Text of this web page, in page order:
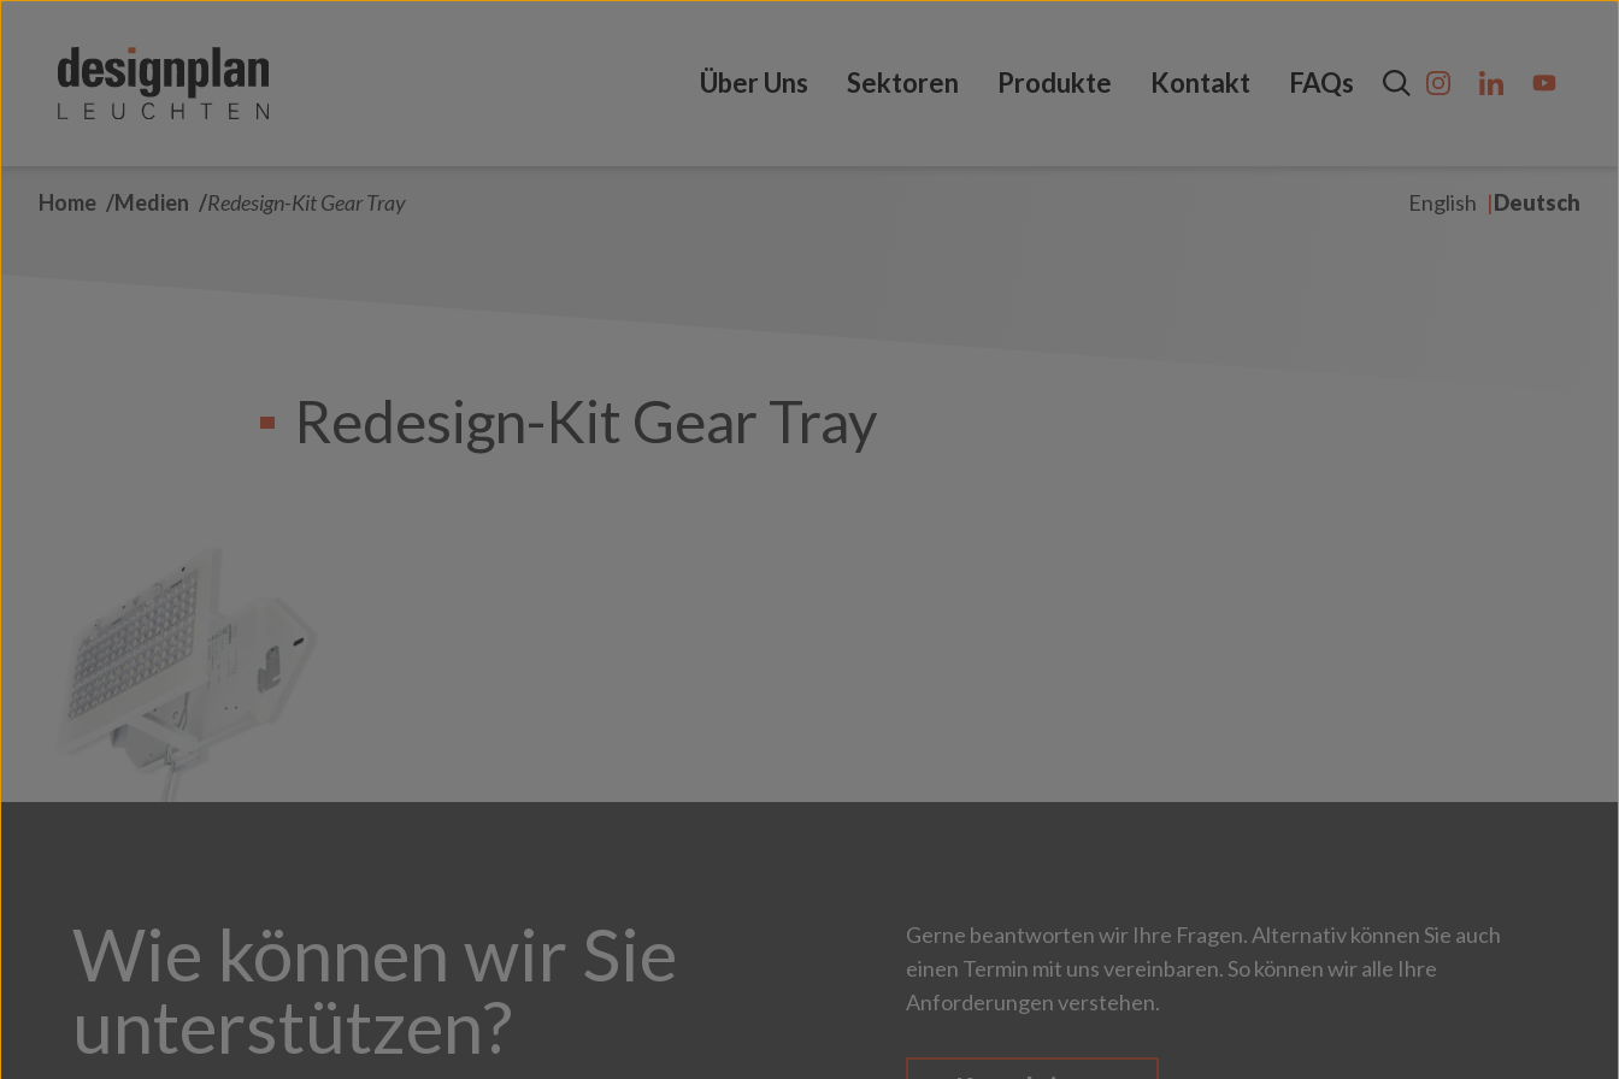
Über Uns Sektoren Produkte Kontakt FAQs
Home Medien Redesign-Kit Gear Tray English Deutsch
Redesign-Kit Gear Tray
Wie können wir Sie
unterstützen?
Gerne beantworten wir Ihre Fragen. Alternativ können Sie auch
einen Termin mit uns vereinbaren. So können wir alle Ihre
Anforderungen verstehen.